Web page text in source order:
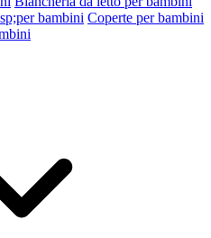
bambini Coperte per bambini